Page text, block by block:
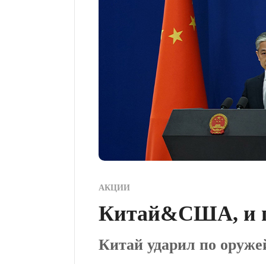
АКЦИИ
Китай&США, и
Китай ударил по